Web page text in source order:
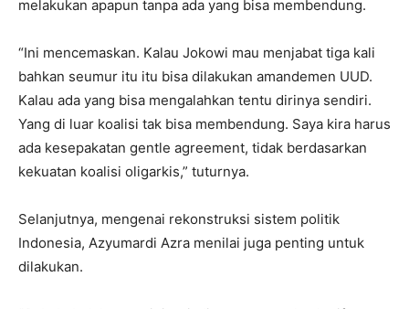
melakukan apapun tanpa ada yang bisa membendung.
“Ini mencemaskan. Kalau Jokowi mau menjabat tiga kali
bahkan seumur itu itu bisa dilakukan amandemen UUD.
Kalau ada yang bisa mengalahkan tentu dirinya sendiri.
Yang di luar koalisi tak bisa membendung. Saya kira harus
ada kesepakatan gentle agreement, tidak berdasarkan
kekuatan koalisi oligarkis,” tuturnya.
Selanjutnya, mengenai rekonstruksi sistem politik
Indonesia, Azyumardi Azra menilai juga penting untuk
dilakukan.